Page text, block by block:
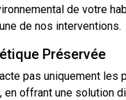
de votre
de nos interventions.
Préservée
pas uniquement
en offrant une solution